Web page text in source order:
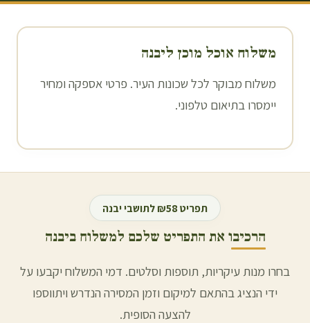
משלוח אוכל מוכן ליבנה
משלוח מבוקר לכל שכונות העיר. פרטי אספקה ומחיר
יימסרו בתיאום טלפוני.
תפריט ₪58 לתושבי יבנה
הרכיבו את התפריט שלכם למשלוח ביבנה
בחרו מנות עיקריות, תוספות וסלטים. דמי המשלוח יקבעו על
ידי הנציג בהתאם למיקום וזמן המסירה הנדרש ויתווספו
להצעה הסופית.